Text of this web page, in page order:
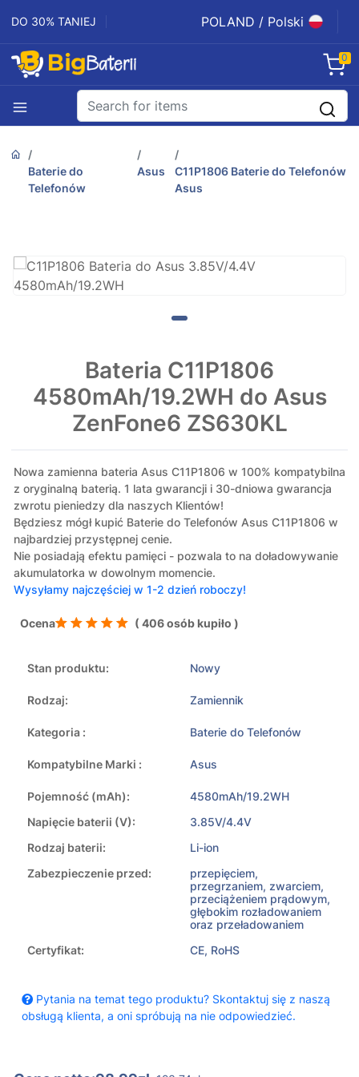
DO 30% TANIEJ POLAND / Polski
0
Baterie do
Telefonów
Asus
C11P1806 Baterie do Telefonów
Asus
Bateria C11P1806
4580mAh/19.2WH do Asus
ZenFone6 ZS630KL
Nowa zamienna bateria Asus C11P1806 w 100% kompatybilna
z oryginalną baterią. 1 lata gwarancji i 30-dniowa gwarancja
zwrotu pieniedzy dla naszych Klientów!
Będziesz mógł kupić Baterie do Telefonów Asus C11P1806 w
najbardziej przystępnej cenie.
Nie posiadają efektu pamięci - pozwala to na doładowywanie
akumulatorka w dowolnym momencie.
Wysyłamy najczęściej w 1-2 dzień roboczy!
Ocena ( 406 osób kupiło )
Stan produktu: Nowy
Rodzaj: Zamiennik
Kategoria : Baterie do Telefonów
Kompatybilne Marki : Asus
Pojemność (mAh):
4580mAh/19.2WH
Napięcie baterii (V):
3.85V/4.4V
Rodzaj baterii:
Li-ion
Zabezpieczenie przed:
przepięciem,
przegrzaniem, zwarciem,
przeciążeniem prądowym,
głębokim rozładowaniem
oraz przeładowaniem
Certyfikat:
CE, RoHS
Pytania na temat tego produktu? Skontaktuj się z naszą
obsługą klienta, a oni spróbują na nie odpowiedzieć.